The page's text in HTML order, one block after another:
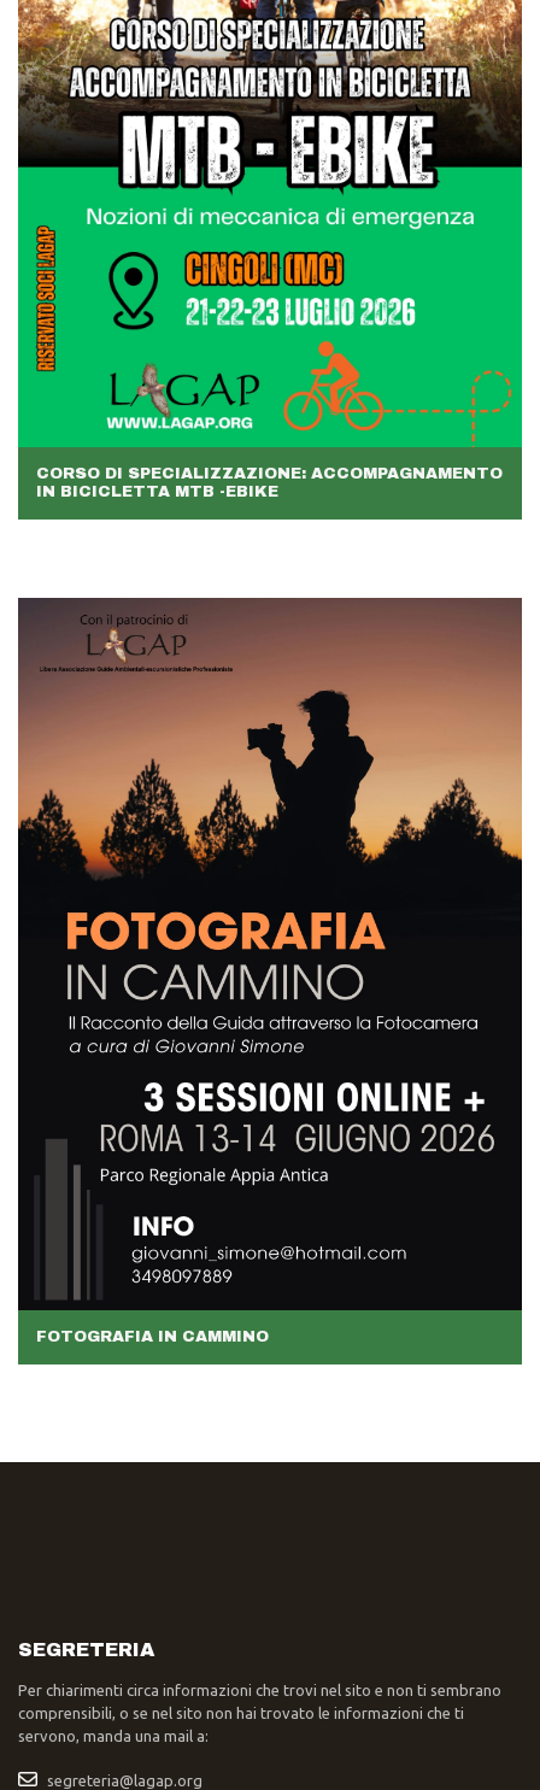
CORSO DI SPECIALIZZAZIONE: ACCOMPAGNAMENTO
IN BICICLETTA MTB -EBIKE
FOTOGRAFIA IN CAMMINO
SEGRETERIA
Per chiarimenti circa informazioni che trovi nel sito e non ti sembrano
comprensibili, o se nel sito non hai trovato le informazioni che ti
servono, manda una mail a:
segreteria@lagap.org